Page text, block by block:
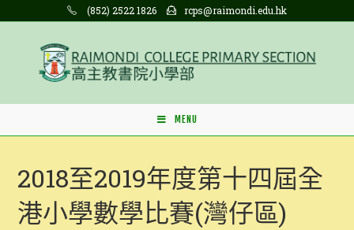
content
(852) 2522 1826 rcps@raimondi.edu.hk
MENU
2018至2019年度第十四屆全
港小學數學比賽(灣仔區)